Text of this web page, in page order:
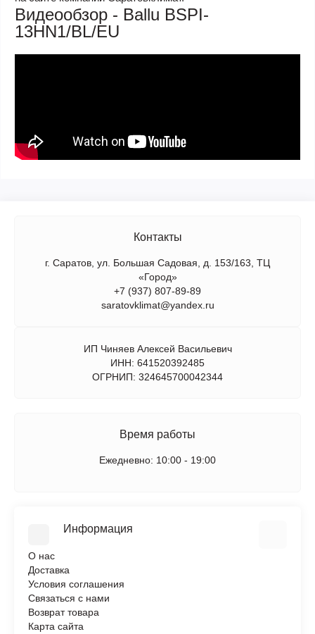
Видеообзор - Ballu BSPI-
13HN1/BL/EU
Контакты
г. Саратов, ул. Большая Садовая, д. 153/163, ТЦ
«Город»
+7 (937) 807-89-89
saratovklimat@yandex.ru
ИП Чиняев Алексей Васильевич
ИНН: 641520392485
ОГРНИП: 324645700042344
Время работы
Ежедневно: 10:00 - 19:00
Информация
О нас
Доставка
Условия соглашения
Связаться с нами
Возврат товара
Карта сайта